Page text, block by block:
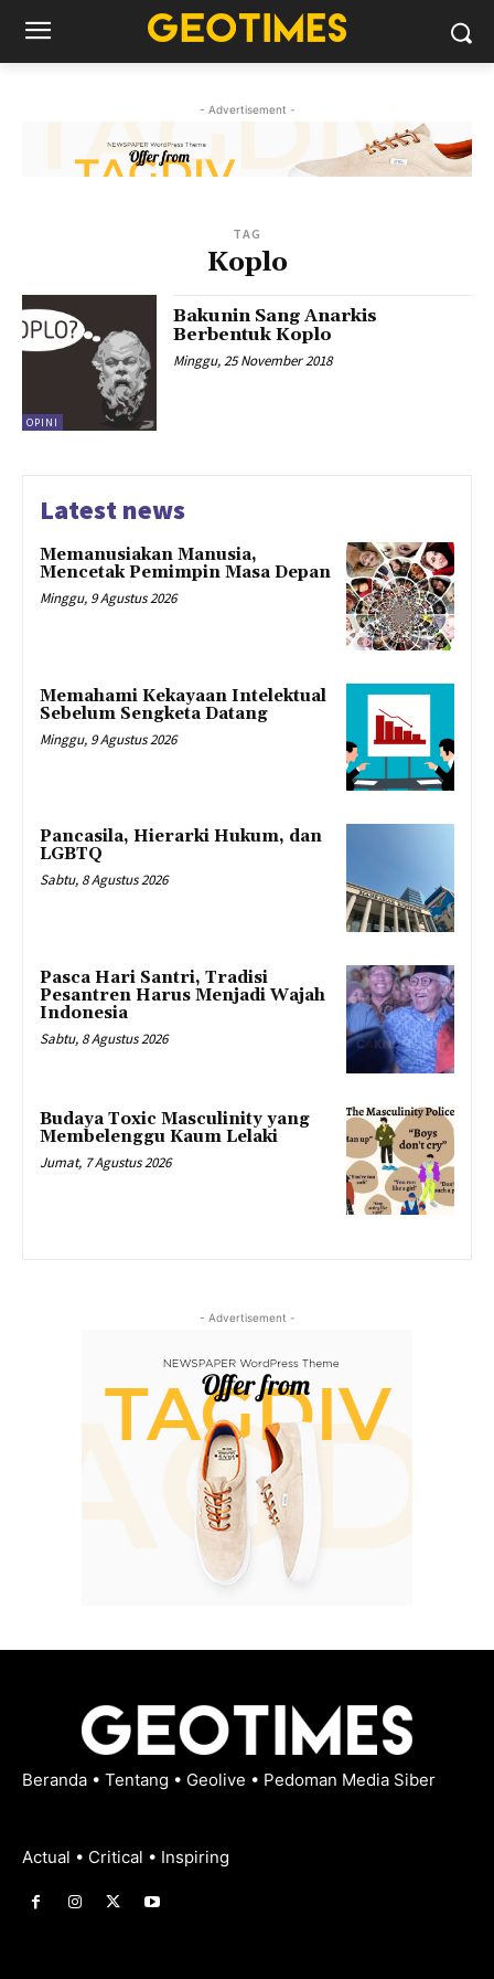
- Advertisement -
TAG
Koplo
OPINI
Bakunin Sang Anarkis
Berbentuk Koplo
Minggu, 25 November 2018
Latest news
Memanusiakan Manusia,
Mencetak Pemimpin Masa Depan
Minggu, 9 Agustus 2026
Memahami Kekayaan Intelektual
Sebelum Sengketa Datang
Minggu, 9 Agustus 2026
Pancasila, Hierarki Hukum, dan
LGBTQ
Sabtu, 8 Agustus 2026
Pasca Hari Santri, Tradisi
Pesantren Harus Menjadi Wajah
Indonesia
Sabtu, 8 Agustus 2026
Budaya Toxic Masculinity yang
Membelenggu Kaum Lelaki
Jumat, 7 Agustus 2026
- Advertisement -
Beranda • Tentang • Geolive • Pedoman Media Siber
Actual • Critical • Inspiring